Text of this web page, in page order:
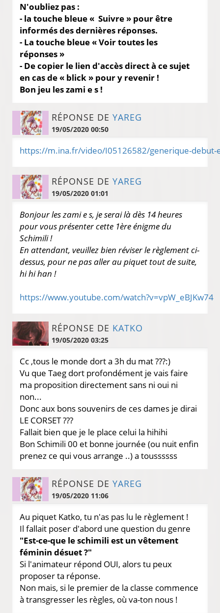
N'oubliez pas :
- la touche bleue « Suivre » pour être
informés des dernières réponses.
- La touche bleue « Voir toutes les
réponses »
- De copier le lien d'accès direct à ce sujet
en cas de « blick » pour y revenir !
Bon jeu les zami e s !
RÉPONSE DE YAREG
19/05/2020 00:50
RÉPONSE DE YAREG
19/05/2020 01:01
Bonjour les zami e s, je serai là dès 14 heures
pour vous présenter cette 1ère énigme du
Schimili !
En attendant, veuillez bien réviser le règlement ci-
dessus, pour ne pas aller au piquet tout de suite,
hi hi han !
https://www.youtube.com/watch?v=vpW_eBJKw74
RÉPONSE DE KATKO
19/05/2020 03:25
Cc ,tous le monde dort a 3h du mat ???:)
Vu que Taeg dort profondément je vais faire
ma proposition directement sans ni oui ni
non...
Donc aux bons souvenirs de ces dames je dirai
LE CORSET ???
Fallait bien que je le place celui la hihihi
Bon Schimili 00 et bonne journée (ou nuit enfin
prenez ce qui vous arrange ..) a toussssss
RÉPONSE DE YAREG
19/05/2020 11:06
Au piquet Katko, tu n'as pas lu le règlement !
Il fallait poser d'abord une question du genre
"Est-ce-que le schimili est un vêtement
féminin désuet ?"
Si l'animateur répond OUI, alors tu peux
proposer ta réponse.
Non mais, si le premier de la classe commence
à transgresser les règles, où va-ton nous !